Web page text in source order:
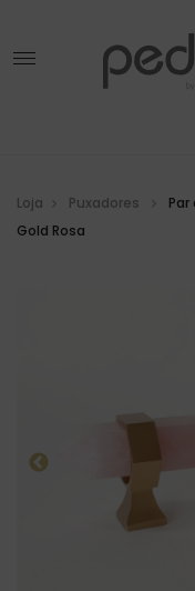
Loja Puxadores
Gold Rosa